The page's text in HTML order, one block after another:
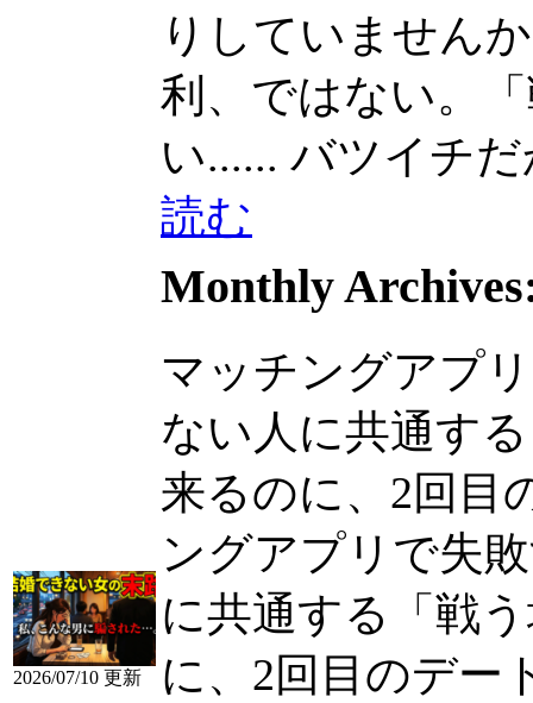
りしていません
利、ではない。
い...... バツイチ
読む
2026/07/10 更新
Monthly
マッチングアプ
ない人に共通す
来るのに、2回目
ングアプリで失
に共通する「戦
に、2回目のデー